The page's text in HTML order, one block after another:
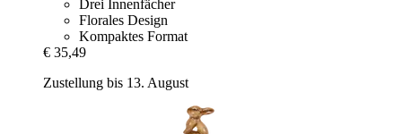
Drei Innenfächer
Florales Design
Kompaktes Format
€ 35,49
Zustellung bis 13. August